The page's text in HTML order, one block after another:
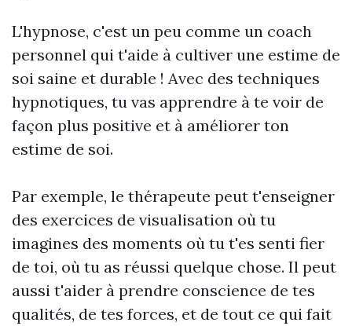
L'hypnose, c'est un peu comme un coach
personnel qui t'aide à cultiver une estime de
soi saine et durable ! Avec des techniques
hypnotiques, tu vas apprendre à te voir de
façon plus positive et à améliorer ton
estime de soi.
Par exemple, le thérapeute peut t'enseigner
des exercices de visualisation où tu
imagines des moments où tu t'es senti fier
de toi, où tu as réussi quelque chose. Il peut
aussi t'aider à prendre conscience de tes
qualités, de tes forces, et de tout ce qui fait